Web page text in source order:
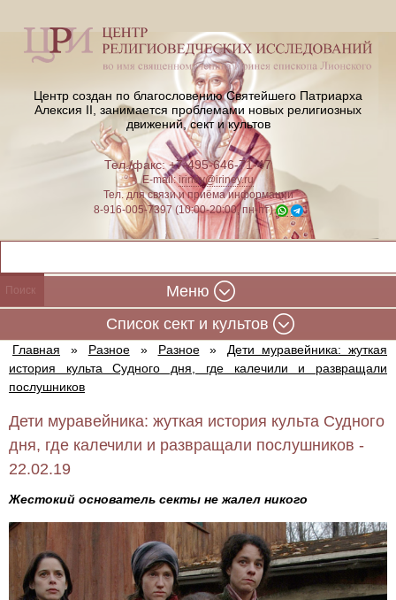
Центр создан по благословению Святейшего Патриарха
Алексия II, занимается проблемами новых религиозных
движений, сект и культов
Тел./факс: +7-495-646-71-47
E-mail:iriney@iriney.ru
Тел. для связи и приёма информации
8-916-005-7397 (10:00-20:00, пн-пт)
Меню
Cписок сект и культов
Главная » Разное » Разное »
Дети муравейника: жуткая
история культа Судного дня, где калечили и развращали
послушников
Дети муравейника: жуткая история культа Судного
дня, где калечили и развращали послушников -
22.02.19
Жестокий основатель секты не жалел никого